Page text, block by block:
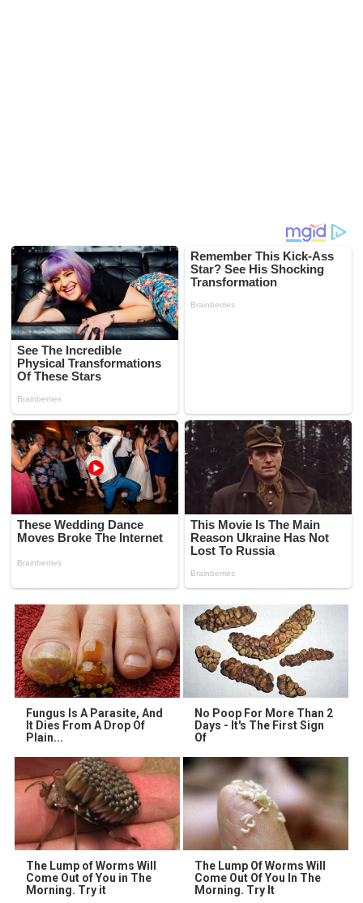
Fungus Is A Parasite, And
It Dies From A Drop Of
Plain...
No Poop For More Than 2
Days - It's The First Sign
Of
The Lump of Worms Will
Come Out of You in The
Morning. Try it
The Lump Of Worms Will
Come Out Of You In The
Morning. Try It